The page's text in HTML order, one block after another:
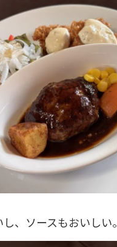
、ソースもおいしい。